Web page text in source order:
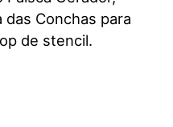
Conchas para
de stencil.